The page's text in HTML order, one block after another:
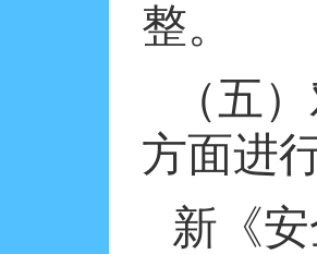
整。
（五
方面进
新《